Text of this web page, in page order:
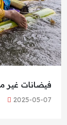
فيضانات غير
2025-05-07